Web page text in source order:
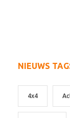
NIEUWS
4x4